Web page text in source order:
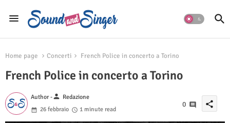
Home page Concerti French Police in concerto a Torino
French Police in concerto a Torino
Author -person Redazione
26 febbraio
1 minute read
0 share